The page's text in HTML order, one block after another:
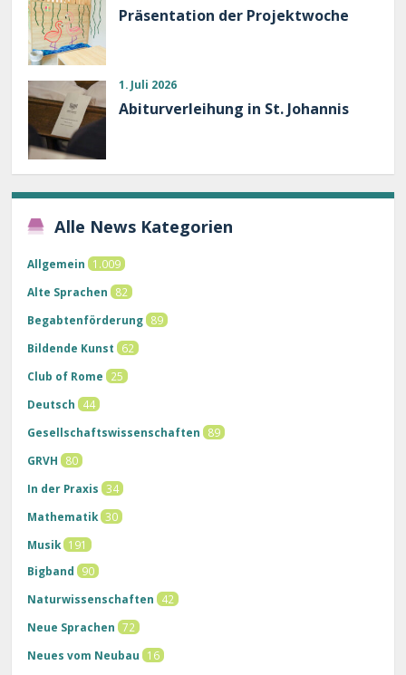
Präsentation der Projektwoche
1. Juli 2026
Abiturverleihung in St. Johannis
Alle News Kategorien
Allgemein
1.009
Alte Sprachen
82
Begabtenförderung 89
Bildende Kunst
62
Club of Rome
25
Deutsch
44
Gesellschaftswissenschaften
89
GRVH
80
In der Praxis
34
Mathematik 30
Musik 191
Bigband
90
Naturwissenschaften
42
Neue Sprachen 72
Neues vom Neubau
16